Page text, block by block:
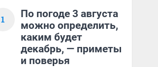
1
По погоде 3 августа
можно определить,
каким будет
декабрь, — приметы
и поверья